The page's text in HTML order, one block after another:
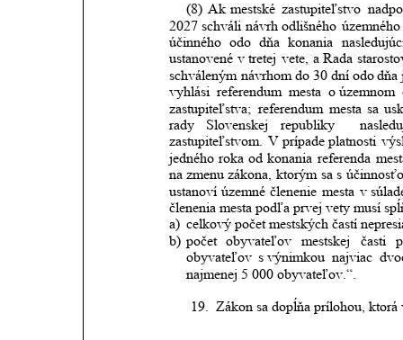
(8) Ak mestské zastupiteľstvo
2027 schváli návrh odlišného územného
účinného odo dňa konania
ustanovené v tretej vete, a Rada
schváleným návrhom do 30 dní odo dňa
vyhlási referendum mesta o územnom
zastupiteľstva; referendum mesta sa
rady
Slovenskej republiky
zastupiteľstvom. V prípade platnosti
jedného roka od konania referenda
na zmenu zákona, ktorým sa s
ustanoví územné členenie mesta v
členenia mesta podľa prvej vety musí
a) celkový počet mestských častí
b) počet obyvateľov mestskej časti
obyvateľov s výnimkou najviac
najmenej 5 000 obyvateľov.“.
19. Zákon sa dopĺňa prílohou, ktorá